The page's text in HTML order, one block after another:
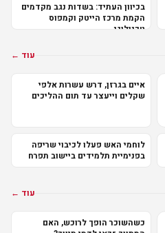
בכיוון העתיד: בשדות נגב מקדמים
הקמת מרכז הייטק וקמפוס
טכנולוגי
עוד ←
איים בגרזן, דרש עשרות אלפי
שקלים וייעצר עד תום ההליכים
לוחמי האש פעלו לכיבוי שריפה
בפנימיית תלמידים ביישוב תפרח
עוד ←
כשהשוכר הופך לרוכש, האם